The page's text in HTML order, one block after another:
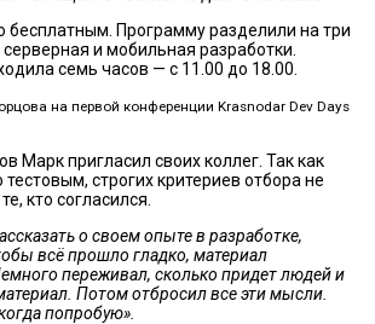
Программу разделили на три
серверная и мобильная разработки.
семь часов — с 11.00 до 18.00.
на первой конференции Krasnodar Dev Days
Марк пригласил своих коллег. Так как
строгих критериев отбора не
кто согласился.
о своем опыте в разработке,
всё прошло гладко, материал
переживал, сколько придет людей и
Потом отбросил все эти мысли.
попробую».